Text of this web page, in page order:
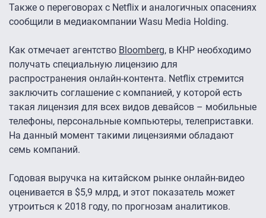
Также о переговорах с Netflix и аналогичных опасениях
сообщили в медиакомпании Wasu Media Holding.
Как отмечает агентство Bloomberg, в КНР необходимо
получать специальную лицензию для
распространения онлайн-контента. Netflix стремится
заключить соглашение с компанией, у которой есть
такая лицензия для всех видов девайсов – мобильные
телефоны, персональные компьютеры, телеприставки.
На данный момент такими лицензиями обладают
семь компаний.
Годовая выручка на китайском рынке онлайн-видео
оценивается в $5,9 млрд, и этот показатель может
утроиться к 2018 году, по прогнозам аналитиков.